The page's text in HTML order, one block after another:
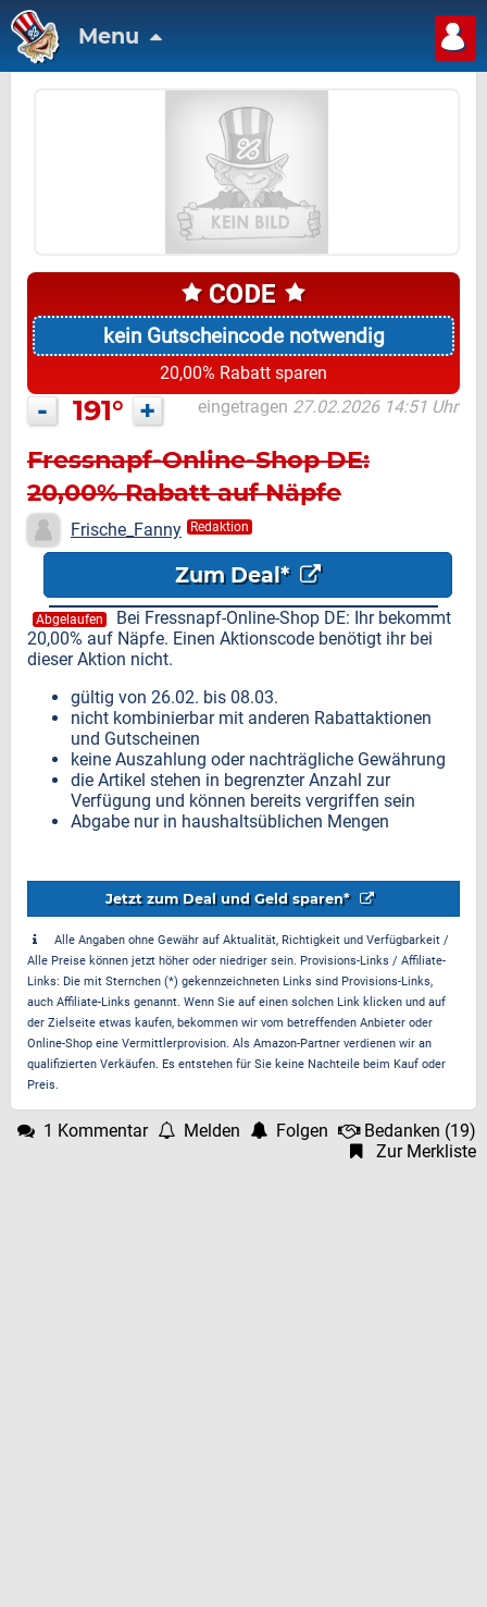
Menu
kein Gutscheincode notwendig
20,00% Rabatt sparen
- 191° + eingetragen 27.02.2026 14:51 Uhr
Fressnapf-Online-Shop DE:
20,00% Rabatt auf Näpfe
Frische_Fanny Redaktion
Zum Deal*
Abgelaufen
Bei Fressnapf-Online-Shop DE: Ihr bekommt
20,00% auf Näpfe. Einen Aktionscode benötigt ihr bei
dieser Aktion nicht.
gültig von 26.02. bis 08.03.
nicht kombinierbar mit anderen Rabattaktionen
und Gutscheinen
keine Auszahlung oder nachträgliche Gewährung
die Artikel stehen in begrenzter Anzahl zur
Verfügung und können bereits vergriffen sein
Abgabe nur in haushaltsüblichen Mengen
Jetzt zum Deal und Geld sparen*
Alle Angaben ohne Gewähr auf Aktualität, Richtigkeit und Verfügbarkeit /
Alle Preise können jetzt höher oder niedriger sein. Provisions-Links / Affiliate-
Links: Die mit Sternchen (*) gekennzeichneten Links sind Provisions-Links,
auch Affiliate-Links genannt. Wenn Sie auf einen solchen Link klicken und auf
der Zielseite etwas kaufen, bekommen wir vom betreffenden Anbieter oder
Online-Shop eine Vermittlerprovision. Als Amazon-Partner verdienen wir an
qualifizierten Verkäufen. Es entstehen für Sie keine Nachteile beim Kauf oder
Preis.
1 Kommentar Melden Folgen Bedanken (19)
Zur Merkliste